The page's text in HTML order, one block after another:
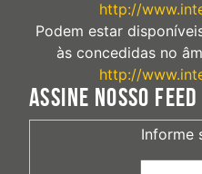
http://
Podem estar
às concedidas no
http://
ASSINE NOSSO FEED
Informe